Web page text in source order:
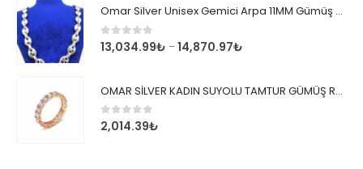
Omar Silver Unisex Gemici Arpa 11MM Gümüş Kolye Zincir
0out of 5
13,034.99₺ –14,870.97₺
OMAR SİLVER KADIN SUYOLU TAMTUR GÜMÜŞ ROSE YÜZÜK SU YOLU TAMTUR YÜZÜK Omr8149
0 out of 5
2,014.39₺